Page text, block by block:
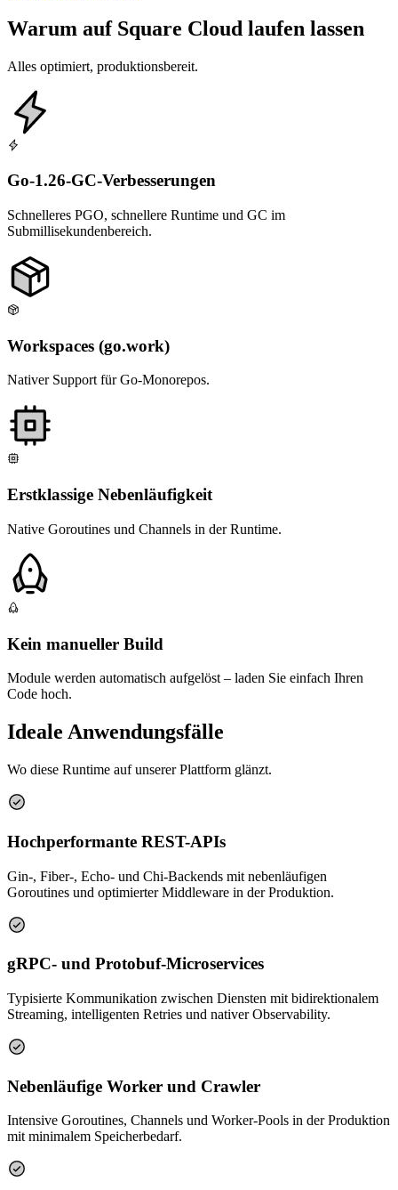
Warum auf Square Cloud laufen lassen
Alles optimiert, produktionsbereit.
Go-1.26-GC-Verbesserungen
Schnelleres PGO, schnellere Runtime und GC im
Submillisekundenbereich.
Workspaces (go.work)
Nativer Support für Go-Monorepos.
Erstklassige Nebenläufigkeit
Native Goroutines und Channels in der Runtime.
Kein manueller Build
Module werden automatisch aufgelöst – laden Sie einfach Ihren
Code hoch.
Ideale Anwendungsfälle
Wo diese Runtime auf unserer Plattform glänzt.
Hochperformante REST-APIs
Gin-, Fiber-, Echo- und Chi-Backends mit nebenläufigen
Goroutines und optimierter Middleware in der Produktion.
gRPC- und Protobuf-Microservices
Typisierte Kommunikation zwischen Diensten mit bidirektionalem
Streaming, intelligenten Retries und nativer Observability.
Nebenläufige Worker und Crawler
Intensive Goroutines, Channels und Worker-Pools in der Produktion
mit minimalem Speicherbedarf.